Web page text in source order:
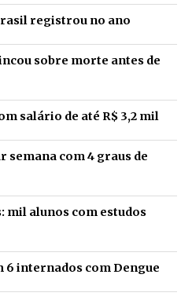
registrou no ano
sobre morte antes de
salário de até R$ 3,2 mil
semana com 4 graus de
mil alunos com estudos
6 internados com Dengue